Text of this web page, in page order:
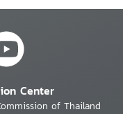
Center
of Thailand